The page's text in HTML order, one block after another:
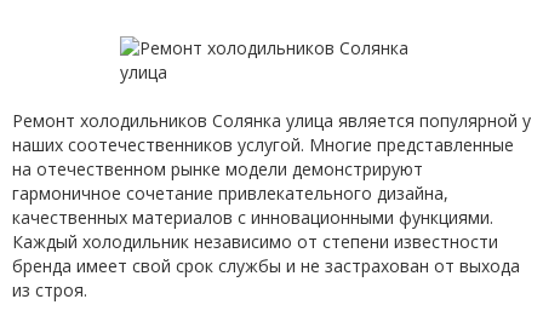
Ремонт холодильников Солянка улица является популярной у
наших соотечественников услугой. Многие представленные
на отечественном рынке модели демонстрируют
гармоничное сочетание привлекательного дизайна,
качественных материалов с инновационными функциями.
Каждый холодильник независимо от степени известности
бренда имеет свой срок службы и не застрахован от выхода
из строя.